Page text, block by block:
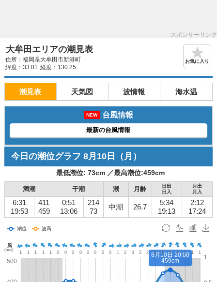
スポンサーリンク
大牟田エリアの潮見表
住所：福岡県大牟田市新港町
緯度：33.01 経度：130.25
お気に入り
潮見表 天気図 波情報 海水温
NEW 台風情報
最新の台風情報
今日の潮位グラフ 8月10日 （月）
最低潮位: 73cm ／最高潮位:459cm
満潮 干潮 潮 月齢
日出
日入
月出
月入
6:31
19:53
411
459
0:51
13:06
214
73
中潮 26.7
5:34
19:13
2:12
17:24